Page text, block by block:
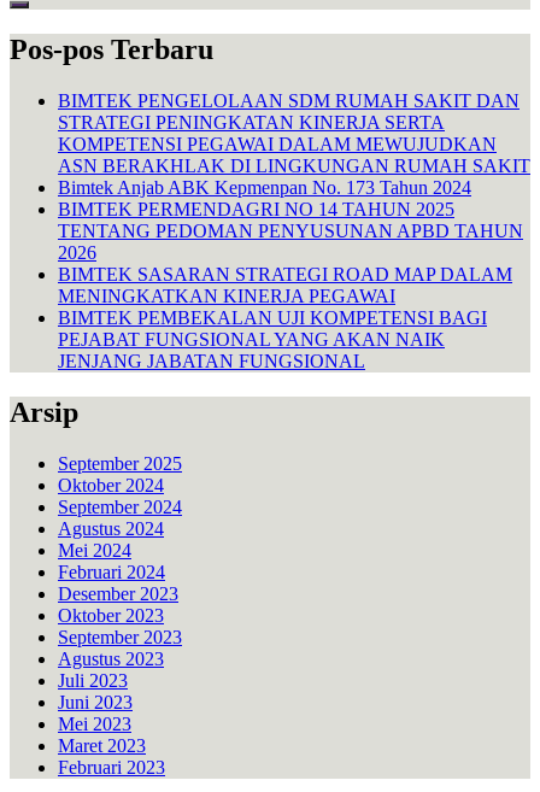
Pos-pos Terbaru
BIMTEK PENGELOLAAN SDM RUMAH SAKIT DAN
STRATEGI PENINGKATAN KINERJA SERTA
KOMPETENSI PEGAWAI DALAM MEWUJUDKAN
ASN BERAKHLAK DI LINGKUNGAN RUMAH SAKIT
Bimtek Anjab ABK Kepmenpan No. 173 Tahun 2024
BIMTEK PERMENDAGRI NO 14 TAHUN 2025
TENTANG PEDOMAN PENYUSUNAN APBD TAHUN
2026
BIMTEK SASARAN STRATEGI ROAD MAP DALAM
MENINGKATKAN KINERJA PEGAWAI
BIMTEK PEMBEKALAN UJI KOMPETENSI BAGI
PEJABAT FUNGSIONAL YANG AKAN NAIK
JENJANG JABATAN FUNGSIONAL
Arsip
September 2025
Oktober 2024
September 2024
Agustus 2024
Mei 2024
Februari 2024
Desember 2023
Oktober 2023
September 2023
Agustus 2023
Juli 2023
Juni 2023
Mei 2023
Maret 2023
Februari 2023